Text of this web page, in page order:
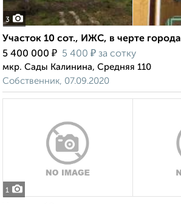
3
Участок 10 сот., ИЖС, в черте города
5 400 000 ₽ 5 400 ₽ за сотку
мкр. Сады Калинина, Средняя 110
Собственник, 07.09.2020
1